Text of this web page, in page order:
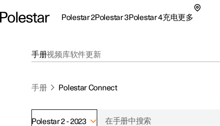
Polestar 2Polestar 3Polestar 4充电更多
手册视频库软件更新
手册 Polestar Connect
Polestar 2 - 2023